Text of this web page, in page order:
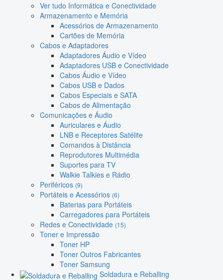
Ver tudo Informática e Conectividade
Armazenamento e Memória
Acessórios de Armazenamento
Cartões de Memória
Cabos e Adaptadores
Adaptadores Áudio e Vídeo
Adaptadores USB e Conectividade
Cabos Áudio e Vídeo
Cabos USB e Dados
Cabos Especiais e SATA
Cabos de Alimentação
Comunicações e Áudio
Auriculares e Áudio
LNB e Receptores Satélite
Comandos à Distância
Reprodutores Multimédia
Suportes para TV
Walkie Talkies e Rádio
Periféricos (9)
Portáteis e Acessórios (6)
Baterias para Portáteis
Carregadores para Portáteis
Redes e Conectividade (15)
Toner e Impressão
Toner HP
Toner Outros Fabricantes
Toner Samsung
Soldadura e Reballing